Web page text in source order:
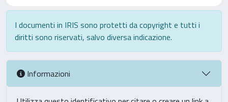
I documenti in IRIS sono protetti da copyright e tutti i
diritti sono riservati, salvo diversa indicazione.
Informazioni